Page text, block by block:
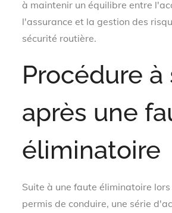
à maintenir un équilibre entre
l'assurance et la gestion des
sécurité routière.
Procédure à
après une
éliminatoire
Suite à une faute éliminatoire
permis de conduire, une série